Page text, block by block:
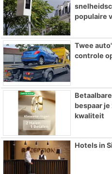
populaire
Twee
controle
bespaar
kwaliteit
Hotels in